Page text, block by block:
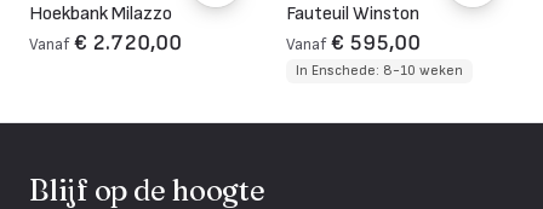
Hoekbank Milazzo
Vanaf € 2.720,00
Fauteuil Winston
Vanaf € 595,00
In Enschede: 8-10 weken
Blijf op de hoogte